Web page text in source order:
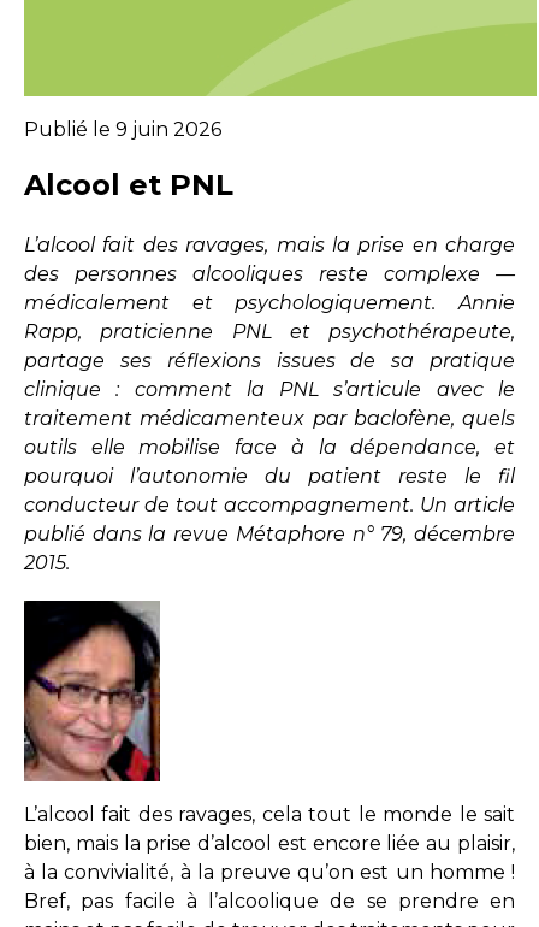
Publié le 9 juin 2026
Alcool et PNL
L’alcool fait des ravages, mais la prise en charge
des personnes alcooliques reste complexe —
médicalement et psychologiquement. Annie
Rapp, praticienne PNL et psychothérapeute,
partage ses réflexions issues de sa pratique
clinique : comment la PNL s’articule avec le
traitement médicamenteux par baclofène, quels
outils elle mobilise face à la dépendance, et
pourquoi l’autonomie du patient reste le fil
conducteur de tout accompagnement. Un article
publié dans la revue Métaphore n° 79, décembre
2015.
L’alcool fait des ravages, cela tout le monde le sait
bien, mais la prise d’alcool est encore liée au plaisir,
à la convivialité, à la preuve qu’on est un homme !
Bref, pas facile à l’alcoolique de se prendre en